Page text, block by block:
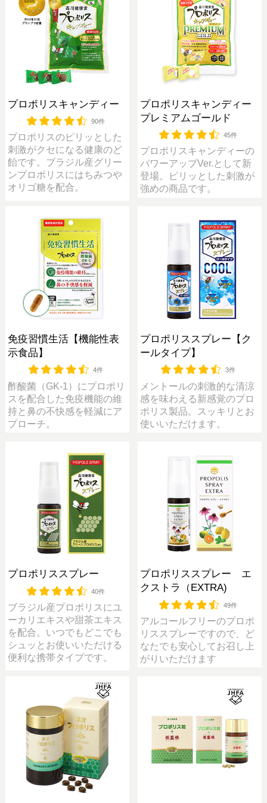
プロポリスキャンディー
90件
プロポリスのピリッとした
刺激がクセになる健康のど
飴です。ブラジル産グリー
ンプロポリスにはちみつや
オリゴ糖を配合。
プロポリスキャンディー
プレミアムゴールド
45件
プロポリスキャンディーの
パワーアップVer.として新
登場。ピリッとした刺激が
強めの商品です。
免疫習慣生活【機能性表
示食品】
4件
酢酸菌（GK-1）にプロポリ
スを配合した免疫機能の維
持と鼻の不快感を軽減にア
プローチ。
プロポリススプレー【ク
ールタイプ】
3件
メントールの刺激的な清涼
感を味わえる新感覚のプロ
ポリス製品。スッキリとお
使いいただけます。
プロポリススプレー
40件
ブラジル産プロポリスにユ
ーカリエキスや甜茶エキス
を配合。いつでもどこでも
シュッとお使いいただける
便利な携帯タイプです。
プロポリススプレー エ
クストラ（EXTRA)
49件
アルコールフリーのプロポ
リススプレーですので、ど
なたでも安心してお召し上
がりいただけます